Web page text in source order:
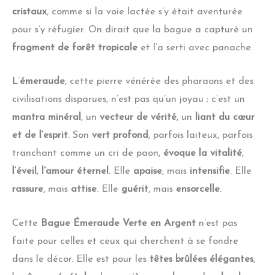
cristaux, comme si la voie lactée s’y était aventurée
pour s’y réfugier. On dirait que la bague a capturé un
fragment de forêt tropicale et l’a serti avec panache.
L’émeraude, cette pierre vénérée des pharaons et des
civilisations disparues, n’est pas qu’un joyau ; c’est un
mantra minéral, un vecteur de vérité, un liant du cœur
et de l’esprit. Son vert profond, parfois laiteux, parfois
tranchant comme un cri de paon, évoque la vitalité,
l’éveil, l’amour éternel. Elle apaise, mais intensifie. Elle
rassure, mais attise. Elle guérit, mais ensorcelle.
Cette Bague Émeraude Verte en Argent n’est pas
faite pour celles et ceux qui cherchent à se fondre
dans le décor. Elle est pour les têtes brûlées élégantes,